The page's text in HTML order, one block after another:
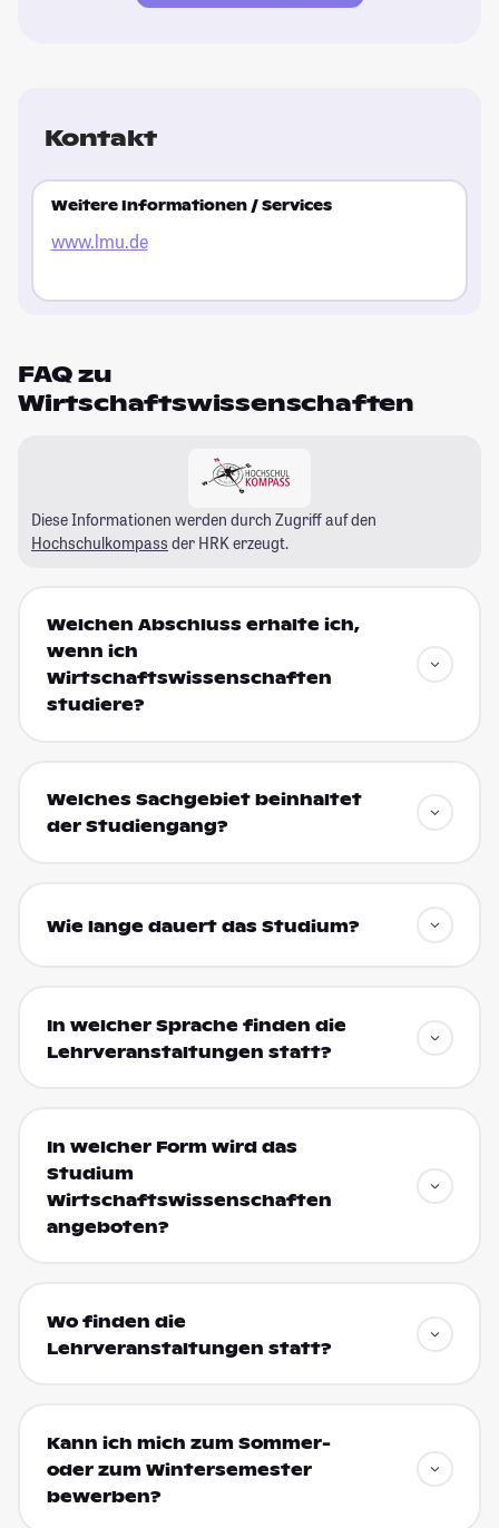
Kontakt
Weitere Informationen / Services
www.lmu.de
FAQ zu
Wirtschaftswissenschaften
Diese Informationen werden durch Zugriff auf den
Hochschulkompass der HRK erzeugt.
Welchen Abschluss erhalte ich,
wenn ich
Wirtschaftswissenschaften
studiere?
Welches Sachgebiet beinhaltet
der Studiengang?
Wie lange dauert das Studium?
In welcher Sprache finden die
Lehrveranstaltungen statt?
In welcher Form wird das
Studium
Wirtschaftswissenschaften
angeboten?
Wo finden die
Lehrveranstaltungen statt?
Kann ich mich zum Sommer-
oder zum Wintersemester
bewerben?